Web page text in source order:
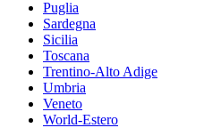
Puglia
Sardegna
Sicilia
Toscana
Trentino-Alto Adige
Umbria
Veneto
World-Estero